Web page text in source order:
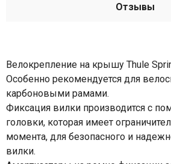
Отзывы
Велокрепление на крышу Thule
Особенно рекомендуется для
карбоновыми рамами.
Фиксация вилки производится с
головки, которая имеет
момента, для безопасного и
вилки.